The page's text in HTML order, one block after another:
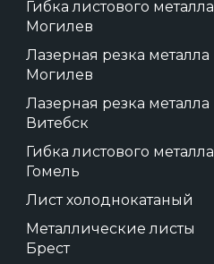
Гибка листового металла
Могилев
Лазерная резка металла
Могилев
Лазерная резка металла
Витебск
Гибка листового металла
Гомель
Лист холоднокатаный
Металлические листы
Брест